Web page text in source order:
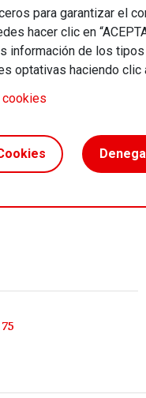
para garantizar el
hacer clic en
información de los
optativas haciendo clic